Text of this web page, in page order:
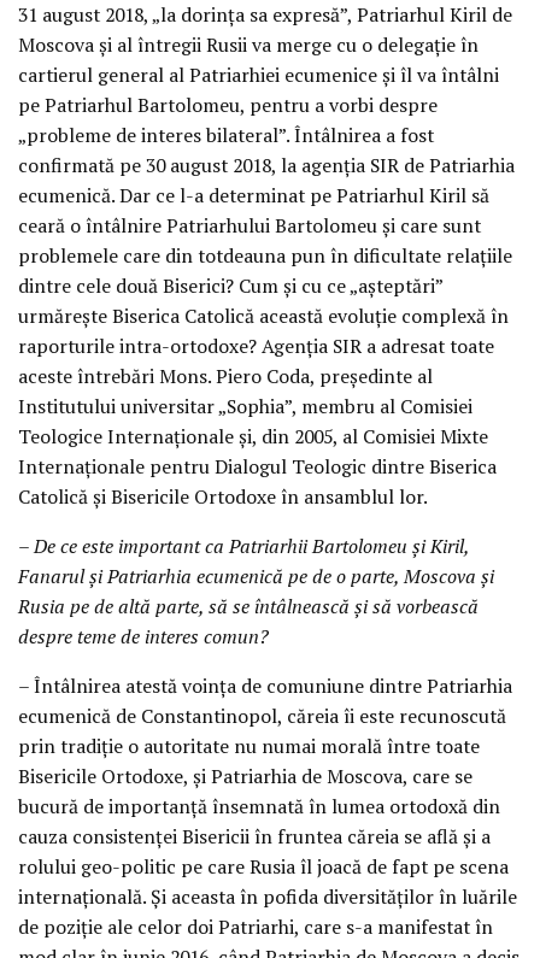
31 august 2018, „la dorința sa expresă”, Patriarhul Kiril de
Moscova și al întregii Rusii va merge cu o delegație în
cartierul general al Patriarhiei ecumenice și îl va întâlni
pe Patriarhul Bartolomeu, pentru a vorbi despre
„probleme de interes bilateral”. Întâlnirea a fost
confirmată pe 30 august 2018, la agenția SIR de Patriarhia
ecumenică. Dar ce l-a determinat pe Patriarhul Kiril să
ceară o întâlnire Patriarhului Bartolomeu și care sunt
problemele care din totdeauna pun în dificultate relațiile
dintre cele două Biserici? Cum și cu ce „așteptări”
urmărește Biserica Catolică această evoluție complexă în
raporturile intra-ortodoxe? Agenția SIR a adresat toate
aceste întrebări Mons. Piero Coda, președinte al
Institutului universitar „Sophia”, membru al Comisiei
Teologice Internaționale și, din 2005, al Comisiei Mixte
Internaționale pentru Dialogul Teologic dintre Biserica
Catolică și Bisericile Ortodoxe în ansamblul lor.
– De ce este important ca Patriarhii Bartolomeu și Kiril,
Fanarul și Patriarhia ecumenică pe de o parte, Moscova și
Rusia pe de altă parte, să se întâlnească și să vorbească
despre teme de interes comun?
– Întâlnirea atestă voința de comuniune dintre Patriarhia
ecumenică de Constantinopol, căreia îi este recunoscută
prin tradiție o autoritate nu numai morală între toate
Bisericile Ortodoxe, și Patriarhia de Moscova, care se
bucură de importanță însemnată în lumea ortodoxă din
cauza consistenței Bisericii în fruntea căreia se află și a
rolului geo-politic pe care Rusia îl joacă de fapt pe scena
internațională. Și aceasta în pofida diversităților în luările
de poziție ale celor doi Patriarhi, care s-a manifestat în